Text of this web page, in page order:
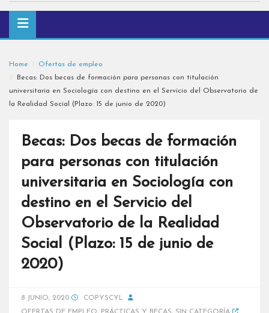
Home
Ofertas de empleo
Becas: Dos becas de formación para personas con titulación
universitaria en Sociología con destino en el Servicio del Observatorio de
la Realidad Social (Plazo: 15 de junio de 2020)
Becas: Dos becas de formación
para personas con titulación
universitaria en Sociología con
destino en el Servicio del
Observatorio de la Realidad
Social (Plazo: 15 de junio de
2020)
8 JUNIO, 2020
COPYSCYL